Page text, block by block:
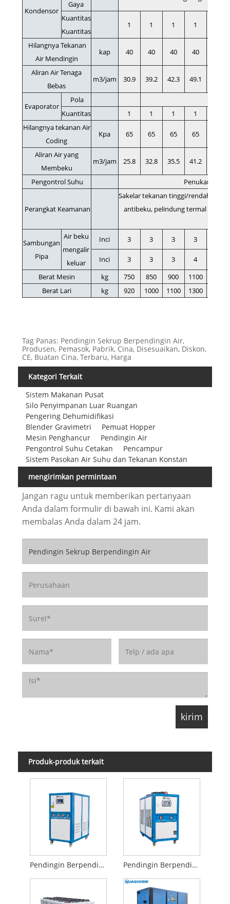
Kondensor
Gaya
Kuantitas
Kuantitas
1 1 1 1
Hilangnya Tekanan
Air Mendingin
kap 40 40 40 40
Aliran Air Tenaga
Bebas
m3/jam 30.9 39.2 42.3 49.1
Evaporator
Pola
Kuantitas
1 1 1 1
Hilangnya tekanan Air
Coding
Kpa 65 65 65 65
Aliran Air yang
Membeku
m3/jam 25.8 32.8 35.5 41.2
Pengontrol Suhu Penukar
Perangkat Keamanan
Sakelar tekanan tinggi/rendah,
antibeku, pelindung termal
Sambungan
Pipa
Air beku
mengalir
keluar
Inci 3 3 3 3
Inci 3 3 3 4
Berat Mesin
kg 750 850 900 1100
Berat Lari
kg 920 1000 1100 1300
Tag Panas: Pendingin Sekrup Berpendingin Air,
Produsen, Pemasok, Pabrik, Cina, Disesuaikan, Diskon,
CE, Buatan Cina, Terbaru, Harga
Kategori Terkait
Sistem Makanan Pusat
Silo Penyimpanan Luar Ruangan
Pengering Dehumidifikasi
Blender Gravimetri
Pemuat Hopper
Mesin Penghancur
Pendingin Air
Pengontrol Suhu Cetakan
Pencampur
Sistem Pasokan Air Suhu dan Tekanan Konstan
mengirimkan permintaan
Jangan ragu untuk memberikan pertanyaan
Anda dalam formulir di bawah ini. Kami akan
membalas Anda dalam 24 jam.
Produk-produk terkait
Pendingin Berpendingin Air Pendingin Berpendingin Udara